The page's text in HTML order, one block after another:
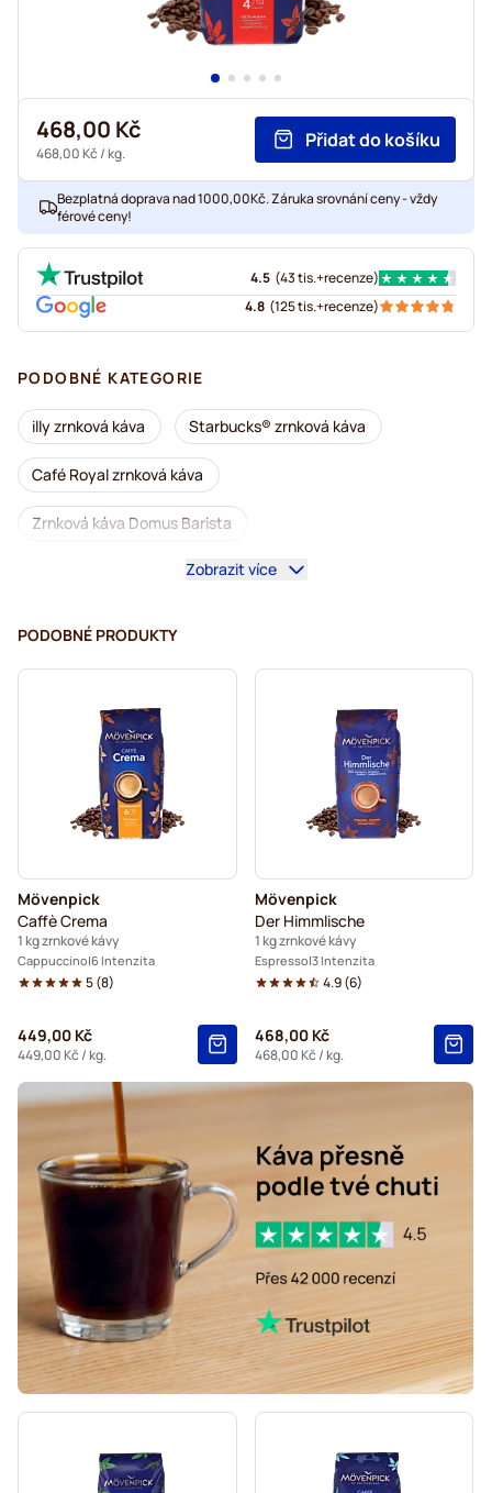
468,00 Kč
468,00 Kč / kg.
Přidat do košíku
Bezplatná doprava nad 1000,00Kč. Záruka srovnání ceny - vždy
férové ceny!
4.5 (43 tis.+recenze)
4.8 (125 tis.+recenze)
PODOBNÉ KATEGORIE
illy zrnková káva Starbucks® zrnková káva
Café Royal zrnková káva
Zrnková káva Domus Barista
Kávovary na zrnkovou kávu Zrnková káva bez kofeinu
Caffè Borbone zrnková káva Merrild zrnková káva
Garibaldi zrnková káva
Tonino Lamborghini zrnková káva
Gimoka zrnková káva Zrnková káva Kaffekapslen
Zobrazit více
PODOBNÉ PRODUKTY
Mövenpick
Caffè Crema
1 kg zrnkové kávy
Cappuccino 6 Intenzita
5(8)
449,00 Kč
449,00 Kč / kg.
Mövenpick
Der Himmlische
1 kg zrnkové kávy
Espresso 3 Intenzita
4.9(6)
468,00 Kč
468,00 Kč / kg.